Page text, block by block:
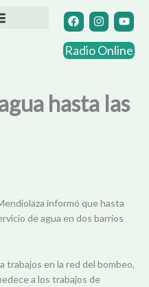
F
a
c
e
b
I
n
s
t
a
m
Y
o
u
t
u
Radio Online
hasta las
informó que hasta
de agua en dos barrios
trabajos en la red del bombeo,
a los trabajos de